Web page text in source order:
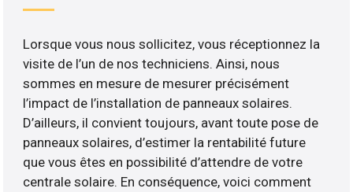
Lorsque vous nous sollicitez, vous réceptionnez la
visite de l’un de nos techniciens. Ainsi, nous
sommes en mesure de mesurer précisément
l’impact de l’installation de panneaux solaires.
D’ailleurs, il convient toujours, avant toute pose de
panneaux solaires, d’estimer la rentabilité future
que vous êtes en possibilité d’attendre de votre
centrale solaire. En conséquence, voici comment